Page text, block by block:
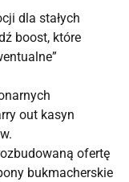
dla stałych
boost, które
out kasyn
ofertę
bukmacherskie